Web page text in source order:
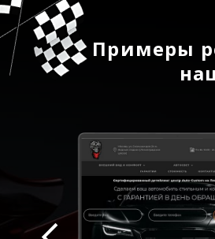
Примеры